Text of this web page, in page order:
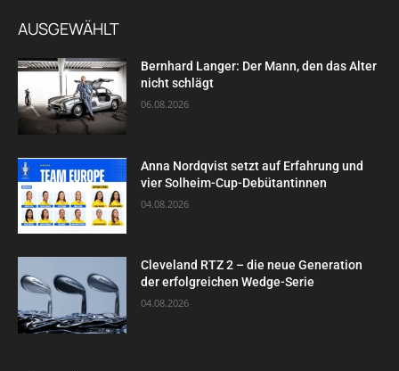
AUSGEWÄHLT
Bernhard Langer: Der Mann, den das Alter
nicht schlägt
06.08.2026
Anna Nordqvist setzt auf Erfahrung und
vier Solheim-Cup-Debütantinnen
04.08.2026
Cleveland RTZ 2 – die neue Generation
der erfolgreichen Wedge-Serie
04.08.2026